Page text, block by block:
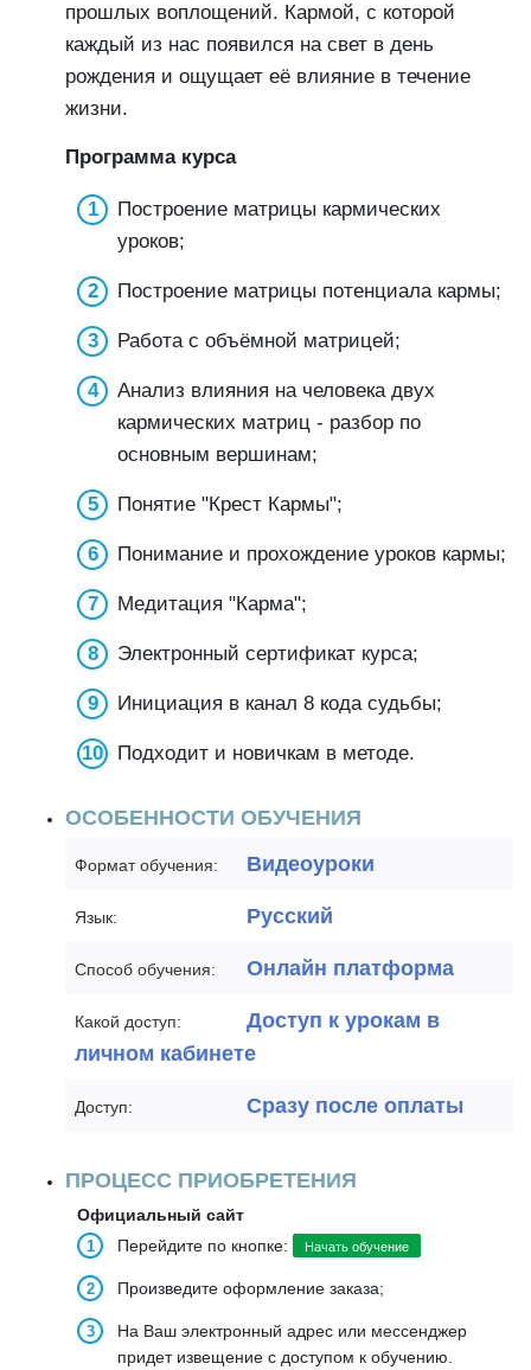
прошлых воплощений. Кармой, с которой
каждый из нас появился на свет в день
рождения и ощущает её влияние в течение
жизни.
Программа курса
Построение матрицы кармических
уроков;
Построение матрицы потенциала кармы;
Работа с объёмной матрицей;
Анализ влияния на человека двух
кармических матриц - разбор по
основным вершинам;
Понятие "Крест Кармы";
Понимание и прохождение уроков кармы;
Медитация "Карма";
Электронный сертификат курса;
Инициация в канал 8 кода судьбы;
Подходит и новичкам в методе.
ОСОБЕННОСТИ ОБУЧЕНИЯ
Формат обучения: Видеоуроки
Язык: Русский
Способ обучения: Онлайн платформа
Какой доступ:
Доступ к урокам в
личном кабинете
Доступ: Сразу после оплаты
ПРОЦЕСС ПРИОБРЕТЕНИЯ
Официальный сайт
Перейдите по кнопке:
Начать обучение
Произведите оформление заказа;
На Ваш электронный адрес или мессенджер
придет извещение с доступом к обучению.